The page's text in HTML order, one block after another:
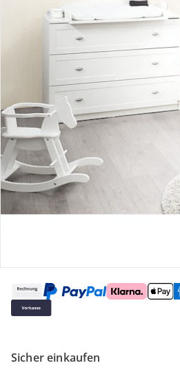
Gutscheine & Aktionen
Kontakt & Service
Filialen & Beratung
Über uns
Sicher einkaufen